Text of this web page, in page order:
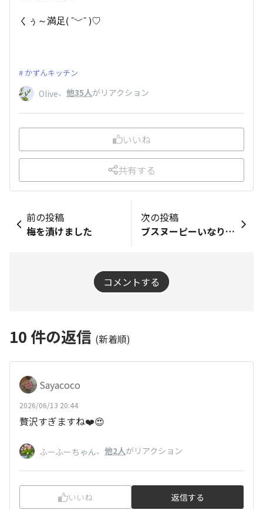
くぅ～満足( ¯﹀¯ )♡
かずんキッチン
Olive、 他35人がリアクション
いいね
共有する
前の投稿
梅を漬けました
次の投稿
ブスヌーピーいなり寿司
コメントする
10 件の返信 (新着順)
Sayacoco
2026/06/13 20:44
贅沢すぎますね❤️😍
ふーふーちゃん、 他2人がリアクション
いいね 返信する